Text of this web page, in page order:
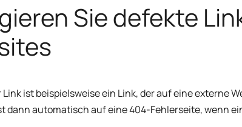
Sie defekte
Link ist beispielsweise ein Link, der auf eine externe
dann automatisch auf eine 404-Fehlerseite, wenn